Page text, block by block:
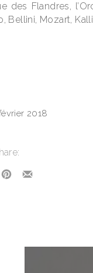
des Flandres,
Mozart,
2018